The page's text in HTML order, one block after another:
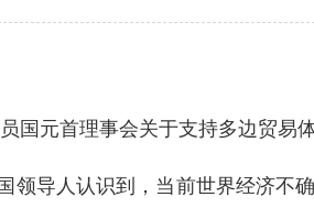
元首理事会关于支持多边贸易
导人认识到，当前世界经济不